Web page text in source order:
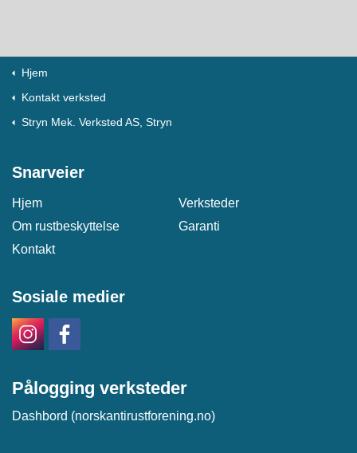
Hjem
Kontakt verksted
Stryn Mek. Verksted AS, Stryn
Snarveier
Hjem
Verksteder
Om rustbeskyttelse
Garanti
Kontakt
Sosiale medier
Pålogging verksteder
Dashbord (norskantirustforening.no)